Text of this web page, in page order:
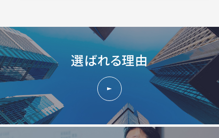
選ばれる理由